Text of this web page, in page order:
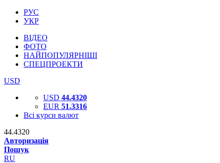
РУС
УКР
ВІДЕО
ФОТО
НАЙПОПУЛЯРНІШІ
СПЕЦПРОЕКТИ
USD
USD 44.4320
EUR 51.3316
Всі курси валют
44.4320
Авторизація
Пошук
RU